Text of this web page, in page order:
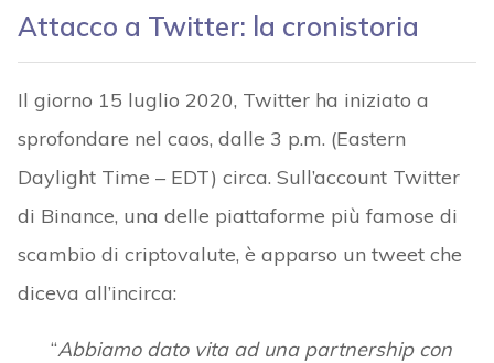
Attacco a Twitter: la cronistoria
Il giorno 15 luglio 2020, Twitter ha iniziato a
sprofondare nel caos, dalle 3 p.m. (Eastern
Daylight Time – EDT) circa. Sull’account Twitter
di Binance, una delle piattaforme più famose di
scambio di criptovalute, è apparso un tweet che
diceva all’incirca:
“Abbiamo dato vita ad una partnership con